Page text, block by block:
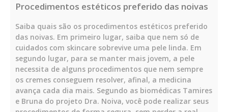
Procedimentos estéticos preferido das noivas
Saiba quais são os procedimentos estéticos preferido
das noivas. Em primeiro lugar, saiba que nem só de
cuidados com skincare sobrevive uma pele linda. Em
segundo lugar, para se manter mais jovem, a pele
necessita de alguns procedimentos que nem sempre
os cremes conseguem resolver, afinal, a medicina
avança cada dia mais. Segundo as biomédicas Tamires
e Bruna do projeto Dra. Noiva, você pode realizar seus